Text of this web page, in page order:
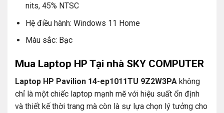
nits, 45% NTSC
Hệ điều hành: Windows 11 Home
Màu sắc: Bạc
Mua Laptop HP Tại nhà SKY COMPUTER
Laptop HP Pavilion 14-ep1011TU 9Z2W3PA không
chỉ là một chiếc laptop mạnh mẽ với hiệu suất ổn định
và thiết kế thời trang mà còn là sự lựa chọn lý tưởng cho